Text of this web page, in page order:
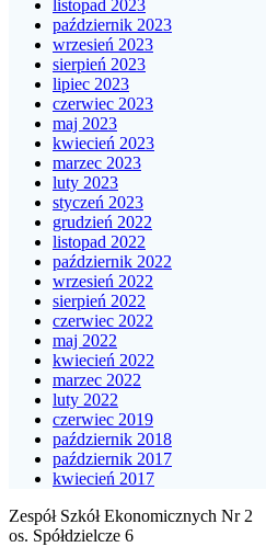
listopad 2023
październik 2023
wrzesień 2023
sierpień 2023
lipiec 2023
czerwiec 2023
maj 2023
kwiecień 2023
marzec 2023
luty 2023
styczeń 2023
grudzień 2022
listopad 2022
październik 2022
wrzesień 2022
sierpień 2022
czerwiec 2022
maj 2022
kwiecień 2022
marzec 2022
luty 2022
czerwiec 2019
październik 2018
październik 2017
kwiecień 2017
Zespół Szkół Ekonomicznych Nr 2
os. Spółdzielcze 6